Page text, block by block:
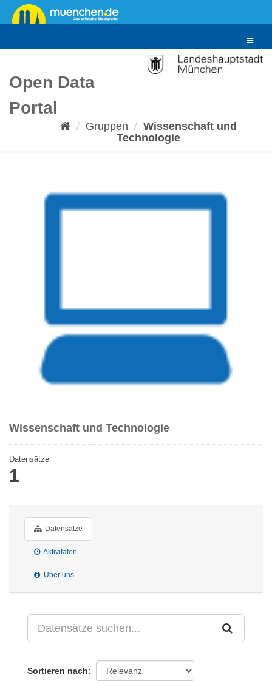
Überspringen
zum
Toggle
Open Data
Portal
Gruppen
Wissenschaft und
Technologie
Wissenschaft und Technologie
Datensätze
1
Datensätze
Aktivitäten
Über uns
Sortieren nach